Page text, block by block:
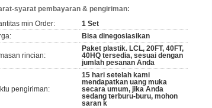
syarat pembayaran & pengiriman:
min Order:
1 Set
Bisa dinegosiasikan
rincian:
Paket plastik. LCL, 20FT, 40FT,
40HQ tersedia, sesuai dengan
jumlah pesanan Anda
pengiriman:
15 hari setelah kami
mendapatkan uang muka
secara umum, jika Anda
sedang terburu-buru, mohon
saran k